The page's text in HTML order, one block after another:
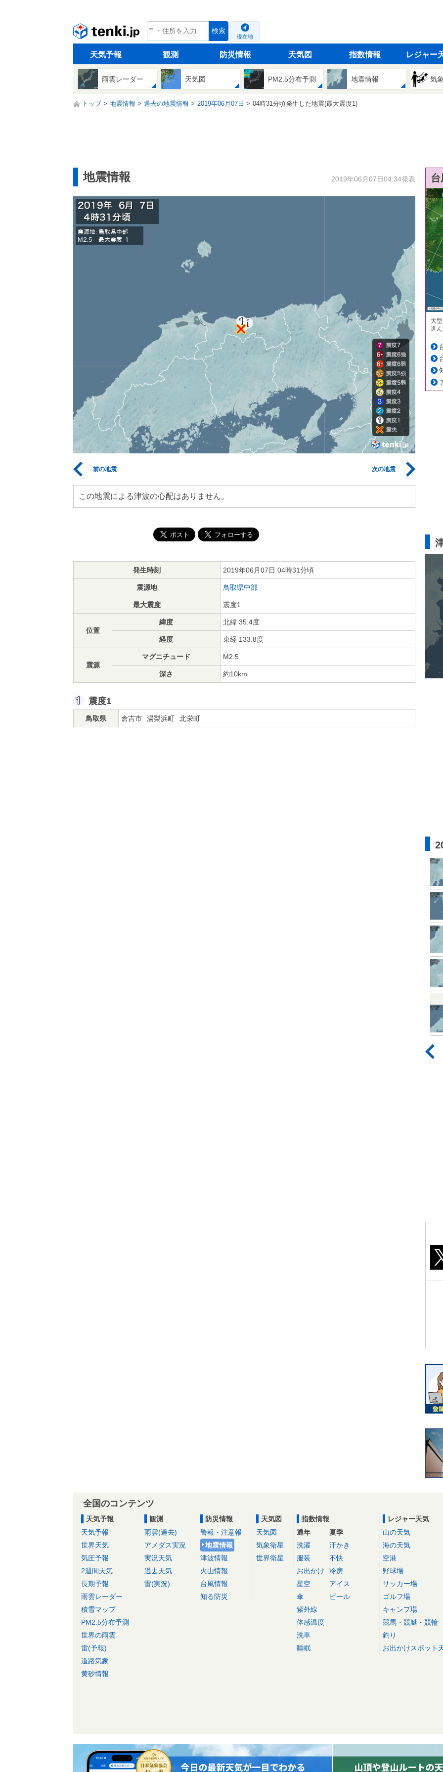
tenki.jp 検索
現在地
天気予報 観測 防災情報 天気図 指数情報 レジャー
雨雲レーダー 天気図 PM2.5分布予測 地震情報 気
トップ 地震情報 過去の地震情報 2019年06月07日 04時31分頃発生した地震(最大震度1)
地震情報 2019年06月07日04:34発表
前の地震 次の地震
この地震による津波の心配はありません。
発生時刻 2019年06月07日 04時31分頃
震源地 鳥取県中部
最大震度 震度1
位置
緯度 北緯 35.4度
経度 東経 133.8度
震源
マグニチュード M2.5
深さ 約10km
震度1
鳥取県 倉吉市 湯梨浜町 北栄町
大
進
全国のコンテンツ
天気予報
天気予報
世界天気
気圧予報
2週間天気
長期予報
雨雲レーダー
積雪マップ
PM2.5分布予測
世界の雨雲
雷(予報)
道路気象
黄砂情報
観測
雨雲(過去)
アメダス実況
実況天気
過去天気
雷(実況)
防災情報
警報・注意報
地震情報
津波情報
火山情報
台風情報
知る防災
天気図
天気図
気象衛星
世界衛星
指数情報
通年
洗濯
服装
お出かけ
星空
傘
紫外線
体感温度
洗車
睡眠
夏季
汗かき
不快
冷房
アイス
ビール
レジャー天気
山の天気
海の天気
空港
野球場
サッカー場
ゴルフ場
キャンプ場
競馬・競艇・競輪
釣り
お出かけスポット